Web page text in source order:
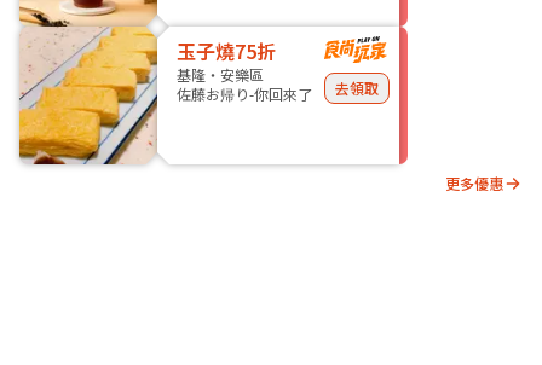
玉子燒75折
基隆・安樂區
佐藤お帰り-你回來了
去領取
更多優惠